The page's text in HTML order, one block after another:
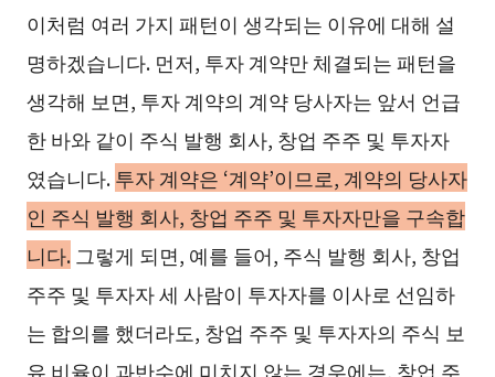
이처럼 여러 가지 패턴이 생각되는 이유에 대해 설
명하겠습니다. 먼저, 투자 계약만 체결되는 패턴을
생각해 보면, 투자 계약의 계약 당사자는 앞서 언급
한 바와 같이 주식 발행 회사, 창업 주주 및 투자자
였습니다.투자 계약은 ‘계약’이므로, 계약의 당사자
인 주식 발행 회사, 창업 주주 및 투자자만을 구속합
니다.그렇게 되면, 예를 들어, 주식 발행 회사, 창업
주주 및 투자자 세 사람이 투자자를 이사로 선임하
는 합의를 했더라도, 창업 주주 및 투자자의 주식 보
유 비율이 과반수에 미치지 않는 경우에는, 창업 주